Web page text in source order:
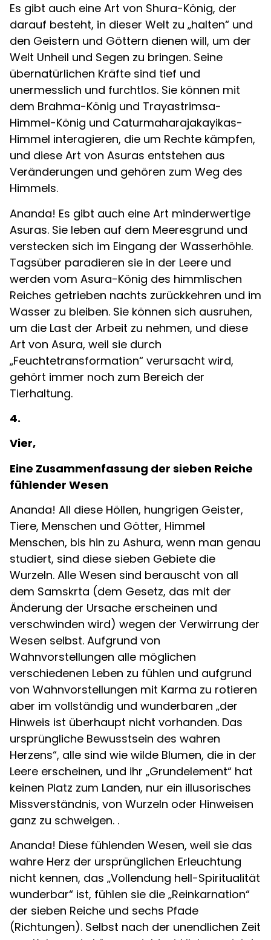
Es gibt auch eine Art von Shura-König, der
darauf besteht, in dieser Welt zu „halten“ und
den Geistern und Göttern dienen will, um der
Welt Unheil und Segen zu bringen. Seine
übernatürlichen Kräfte sind tief und
unermesslich und furchtlos. Sie können mit
dem Brahma-König und Trayastrimsa-
Himmel-König und Caturmaharajakayikas-
Himmel interagieren, die um Rechte kämpfen,
und diese Art von Asuras entstehen aus
Veränderungen und gehören zum Weg des
Himmels.
Ananda! Es gibt auch eine Art minderwertige
Asuras. Sie leben auf dem Meeresgrund und
verstecken sich im Eingang der Wasserhöhle.
Tagsüber paradieren sie in der Leere und
werden vom Asura-König des himmlischen
Reiches getrieben nachts zurückkehren und im
Wasser zu bleiben. Sie können sich ausruhen,
um die Last der Arbeit zu nehmen, und diese
Art von Asura, weil sie durch
„Feuchtetransformation“ verursacht wird,
gehört immer noch zum Bereich der
Tierhaltung.
4.
Vier,
Eine Zusammenfassung der sieben Reiche
fühlender Wesen
Ananda! All diese Höllen, hungrigen Geister,
Tiere, Menschen und Götter, Himmel
Menschen, bis hin zu Ashura, wenn man genau
studiert, sind diese sieben Gebiete die
Wurzeln. Alle Wesen sind berauscht von all
dem Samskrta (dem Gesetz, das mit der
Änderung der Ursache erscheinen und
verschwinden wird) wegen der Verwirrung der
Wesen selbst. Aufgrund von
Wahnvorstellungen alle möglichen
verschiedenen Leben zu fühlen und aufgrund
von Wahnvorstellungen mit Karma zu rotieren
aber im vollständig und wunderbaren „der
Hinweis ist überhaupt nicht vorhanden. Das
ursprüngliche Bewusstsein des wahren
Herzens“, alle sind wie wilde Blumen, die in der
Leere erscheinen, und ihr „Grundelement“ hat
keinen Platz zum Landen, nur ein illusorisches
Missverständnis, von Wurzeln oder Hinweisen
ganz zu schweigen. .
Ananda! Diese fühlenden Wesen, weil sie das
wahre Herz der ursprünglichen Erleuchtung
nicht kennen, das „Vollendung hell-Spiritualität
wunderbar“ ist, fühlen sie die „Reinkarnation“
der sieben Reiche und sechs Pfade
(Richtungen). Selbst nach der unendlichen Zeit